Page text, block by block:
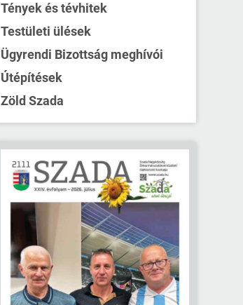
Tények és tévhitek
Testületi ülések
Ügyrendi Bizottság meghívói
Útépítések
Zöld Szada